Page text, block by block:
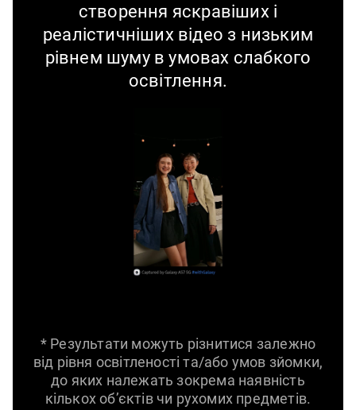
створення яскравіших і
реалістичніших відео з низьким
рівнем шуму в умовах слабкого
освітлення.
* Результати можуть різнитися залежно
від рівня освітленості та/або умов зйомки,
до яких належать зокрема наявність
кількох об’єктів чи рухомих предметів.